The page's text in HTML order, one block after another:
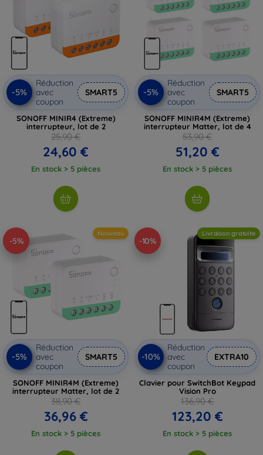
-5%
Réduction
avec
coupon
SMART5
SONOFF MINIR4 (Extreme)
interrupteur, lot de 2
25,90 €
24,60 €
En stock > 5 pièces
-5%
Réduction
avec
coupon
SMART5
SONOFF MINIR4M (Extreme)
interrupteur Matter, lot de 4
53,90 €
51,20 €
En stock > 5 pièces
-5%
Nouveau
-5%
Réduction
avec
coupon
SMART5
SONOFF MINIR4M (Extreme)
interrupteur Matter, lot de 2
38,90 €
36,96 €
En stock > 5 pièces
-10%
Livraison gratuite
-10%
Réduction
avec
coupon
EXTRA10
Clavier pour SwitchBot Keypad
Vision Pro
136,90 €
123,20 €
En stock > 5 pièces